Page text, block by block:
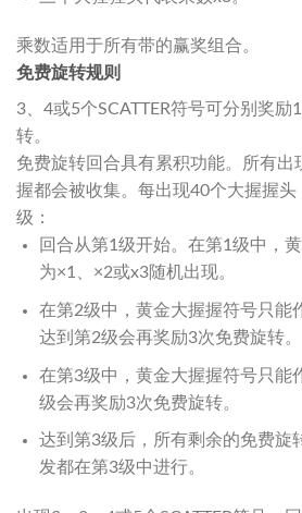
乘数适用于所有带的赢奖组合。
免费旋转规则
3、4或5个SCATTER符号可分别奖励
转。
免费旋转回合具有累积功能。所有出
握都会被收集。每出现40个大握握
级：
回合从第1级开始。在第1级中，
为×1、×2或x3随机出现。
在第2级中，黄金大握握符号只能
达到第2级会再奖励3次免费旋转。
在第3级中，黄金大握握符号只能
级会再奖励3次免费旋转。
达到第3级后，所有剩余的免费旋
发都在第3级中进行。